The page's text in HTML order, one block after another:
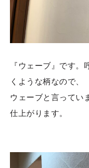
『ウェーブ』です
くような柄なので、
ウェーブと言ってい
仕上がります。